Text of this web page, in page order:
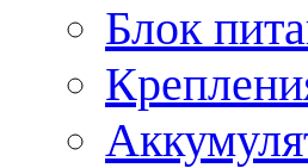
Блок